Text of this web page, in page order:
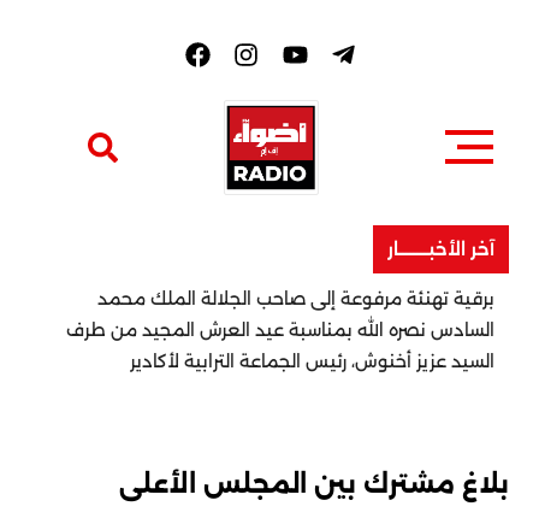
e
b
k
آخر الأخبــــــــار
برقية تهنئة مرفوعة إلى صاحب الجلالة الملك محمد
السادس نصره الله بمناسبة عيد العرش المجيد من طرف
السيد عزيز أخنوش، رئيس الجماعة الترابية لأكادير
بلاغ مشترك بين المجلس الأعلى